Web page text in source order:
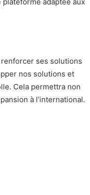
ses solutions
nos solutions et
Cela permettra non
à l’international.